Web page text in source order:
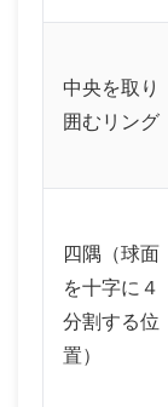
中央を取り
囲むリング
四隅（球面
を十字に４
分割する位
置）